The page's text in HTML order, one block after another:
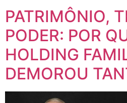
PATRIMÔNIO,
PODER: POR
HOLDING
DEMOROU